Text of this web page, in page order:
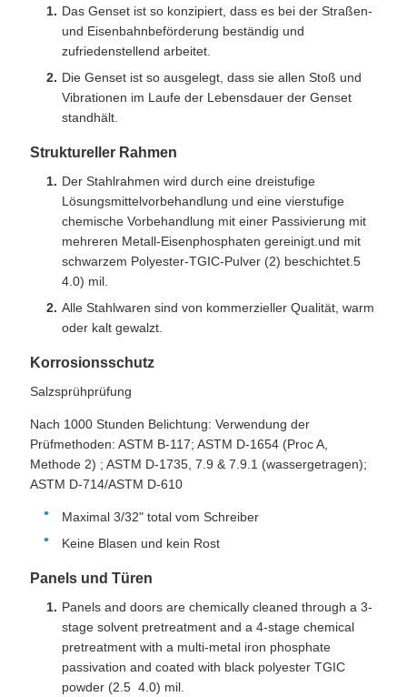
Das Genset ist so konzipiert, dass es bei der Straßen-
und Eisenbahnbeförderung beständig und
zufriedenstellend arbeitet.
Die Genset ist so ausgelegt, dass sie allen Stoß und
Vibrationen im Laufe der Lebensdauer der Genset
standhält.
Struktureller Rahmen
Der Stahlrahmen wird durch eine dreistufige
Lösungsmittelvorbehandlung und eine vierstufige
chemische Vorbehandlung mit einer Passivierung mit
mehreren Metall-Eisenphosphaten gereinigt.und mit
schwarzem Polyester-TGIC-Pulver (2) beschichtet.5 ️
4.0) mil.
Alle Stahlwaren sind von kommerzieller Qualität, warm
oder kalt gewalzt.
Korrosionsschutz
Salzsprühprüfung
Nach 1000 Stunden Belichtung: Verwendung der
Prüfmethoden: ASTM B-117; ASTM D-1654 (Proc A,
Methode 2) ; ASTM D-1735, 7.9 & 7.9.1 (wassergetragen);
ASTM D-714/ASTM D-610
Maximal 3/32" total vom Schreiber
Keine Blasen und kein Rost
Panels und Türen
Panels and doors are chemically cleaned through a 3-
stage solvent pretreatment and a 4-stage chemical
pretreatment with a multi-metal iron phosphate
passivation and coated with black polyester TGIC
powder (2.5 ️ 4.0) mil.